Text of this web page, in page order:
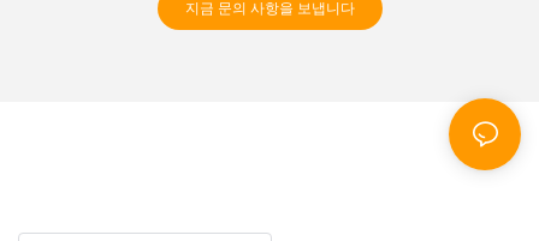
지금 문의 사항을 보냅니다